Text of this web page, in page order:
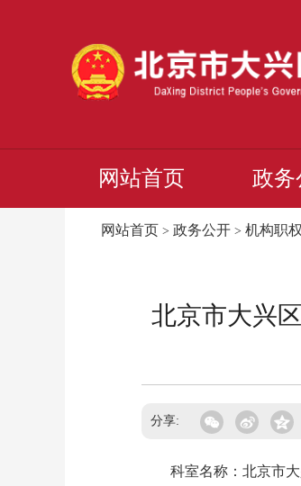
网站首页 政务
网站首页 > 政务公开 > 机构职权
北京市大兴
分享:
科室名称：北京市大